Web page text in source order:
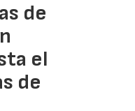
de
el
de